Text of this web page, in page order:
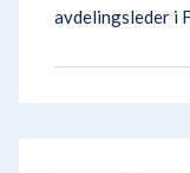
avdelingsleder i